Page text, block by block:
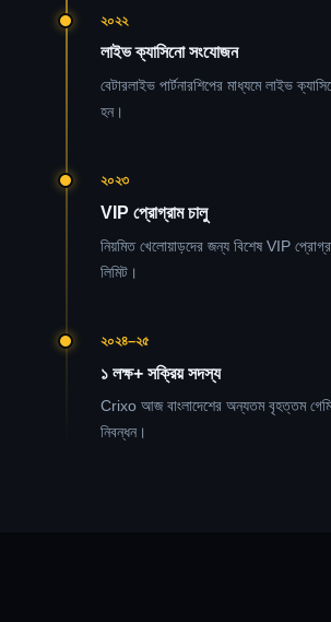
২০২২
লাইভ ক্যাসিনো সংযোজন
বেটারলাইভ পার্টনারশিপের মাধ্যমে লাইভ
হন।
২০২৩
VIP প্রোগ্রাম চালু
নিয়মিত খেলোয়াড়দের জন্য বিশেষ VIP
লিমিট।
২০২৪–২৫
১ লক্ষ+ সক্রিয় সদস্য
Crixo আজ বাংলাদেশের অন্যতম বৃহত্তম
নিবন্ধন।